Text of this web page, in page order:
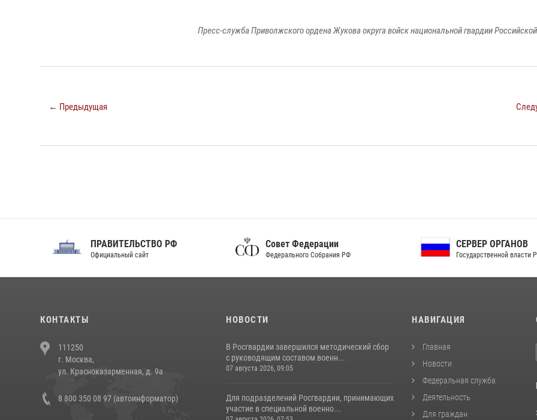
Пресс-служба Приволжского ордена Жукова округа войск национальной гвардии
← Предыдущая
ПРАВИТЕЛЬСТВО РФ
Официальный сайт
Совет Федерации
Федерального Собрания РФ
СЕРВЕР ОРГАНОВ
Государственной власти РФ
КОНТАКТЫ
111250
г. Москва,
ул. Красноказарменная, д. 9а
8 800 350 08 97 (автоинформатор)
НОВОСТИ
В Росгвардии завершился методический сбор
с руководящим составом военн...
07 августа 2026, 09:05
Для подразделений Росгвардии, принимающих
участие в специальной военно...
НАВИГАЦИЯ
Главная
Новости
Федеральная служба
Деятельность
Для граждан